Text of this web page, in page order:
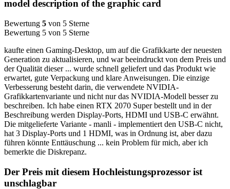
model description of the graphic card
Bewertung 5 von 5 Sterne
Bewertung 5 von 5 Sterne
kaufte einen Gaming-Desktop, um auf die Grafikkarte der neuesten
Generation zu aktualisieren, und war beeindruckt von dem Preis und
der Qualität dieser ... wurde schnell geliefert und das Produkt wie
erwartet, gute Verpackung und klare Anweisungen. Die einzige
Verbesserung besteht darin, die verwendete NVIDIA-
Grafikkartenvariante und nicht nur das NVIDIA-Modell besser zu
beschreiben. Ich habe einen RTX 2070 Super bestellt und in der
Beschreibung werden Display-Ports, HDMI und USB-C erwähnt.
Die mitgelieferte Variante - manli - implementiert den USB-C nicht,
hat 3 Display-Ports und 1 HDMI, was in Ordnung ist, aber dazu
führen könnte Enttäuschung ... kein Problem für mich, aber ich
bemerkte die Diskrepanz.
Der Preis mit diesem Hochleistungsprozessor ist
unschlagbar